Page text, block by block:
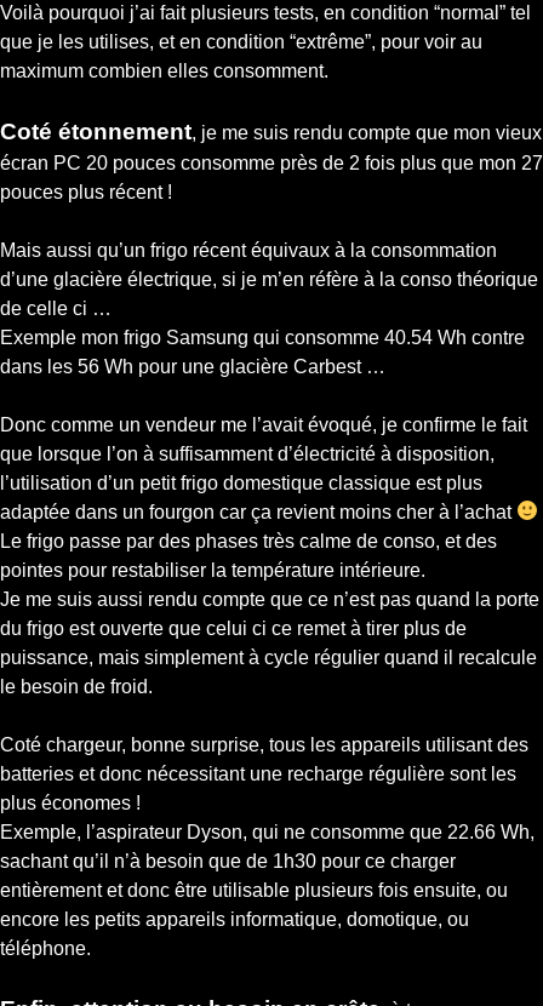
Voilà pourquoi j’ai fait plusieurs tests, en condition “normal” tel
que je les utilises, et en condition “extrême”, pour voir au
maximum combien elles consomment.
Coté étonnement, je me suis rendu compte que mon vieux
écran PC 20 pouces consomme près de 2 fois plus que mon 27
pouces plus récent !
Mais aussi qu’un frigo récent équivaux à la consommation
d’une glacière électrique, si je m’en réfère à la conso théorique
de celle ci …
Exemple mon frigo Samsung qui consomme 40.54 Wh contre
dans les 56 Wh pour une glacière Carbest …
Donc comme un vendeur me l’avait évoqué, je confirme le fait
que lorsque l’on à suffisamment d’électricité à disposition,
l’utilisation d’un petit frigo domestique classique est plus
adaptée dans un fourgon car ça revient moins cher à l’achat
Le frigo passe par des phases très calme de conso, et des
pointes pour restabiliser la température intérieure.
Je me suis aussi rendu compte que ce n’est pas quand la porte
du frigo est ouverte que celui ci ce remet à tirer plus de
puissance, mais simplement à cycle régulier quand il recalcule
le besoin de froid.
Coté chargeur, bonne surprise, tous les appareils utilisant des
batteries et donc nécessitant une recharge régulière sont les
plus économes !
Exemple, l’aspirateur Dyson, qui ne consomme que 22.66 Wh,
sachant qu’il n’à besoin que de 1h30 pour ce charger
entièrement et donc être utilisable plusieurs fois ensuite, ou
encore les petits appareils informatique, domotique, ou
téléphone.